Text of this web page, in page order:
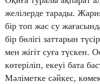
желілерде тарады.
бір топ жас су
бір бөлігі заттарын
мен жігіт суға түскен.
көтеріліп, екеуі бата
Мәліметке сәйкес,